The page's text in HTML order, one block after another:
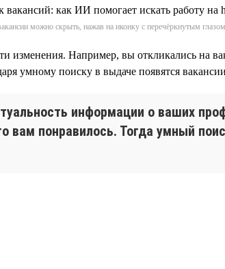
можно скрыть, нажав на иконку с перечёркнутым глазом
изменения. Например, вы откликались на
умному поиску в выдаче появятся
информации о ваших
вам понравилось. Тогда умный